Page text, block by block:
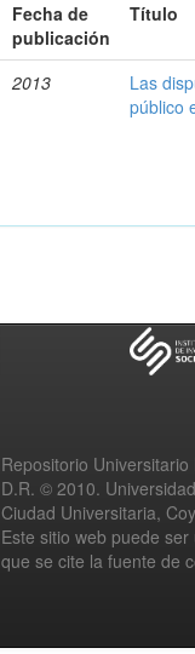
Fecha de
publicación
Título
2013
Las
público
Repositorio Universitario
D.R. © 2010.
Ciudad Universitaria,
Este sitio web puede
que se cite la fuente de